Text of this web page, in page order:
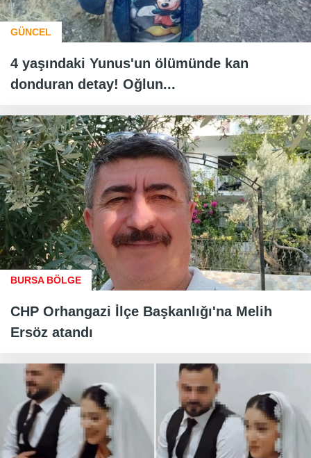
GÜNCEL
4 yaşındaki Yunus'un ölümünde kan
donduran detay! Oğlun...
BURSA BÖLGE
CHP Orhangazi İlçe Başkanlığı'na Melih
Ersöz atandı